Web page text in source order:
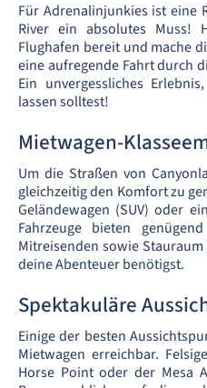
Für Adrenalinjunkies ist eine
River ein absolutes Muss!
Flughafen bereit und mache
eine aufregende Fahrt durch
Ein unvergessliches
lassen solltest!
Mietwagen-
Um die Straßen von
gleichzeitig den Komfort zu
Geländewagen (SUV) oder
Fahrzeuge bieten
Mitreisenden sowie
deine Abenteuer benötigst.
Spektakuläre
Einige der besten
Mietwagen erreichbar.
Horse Point oder der Mesa